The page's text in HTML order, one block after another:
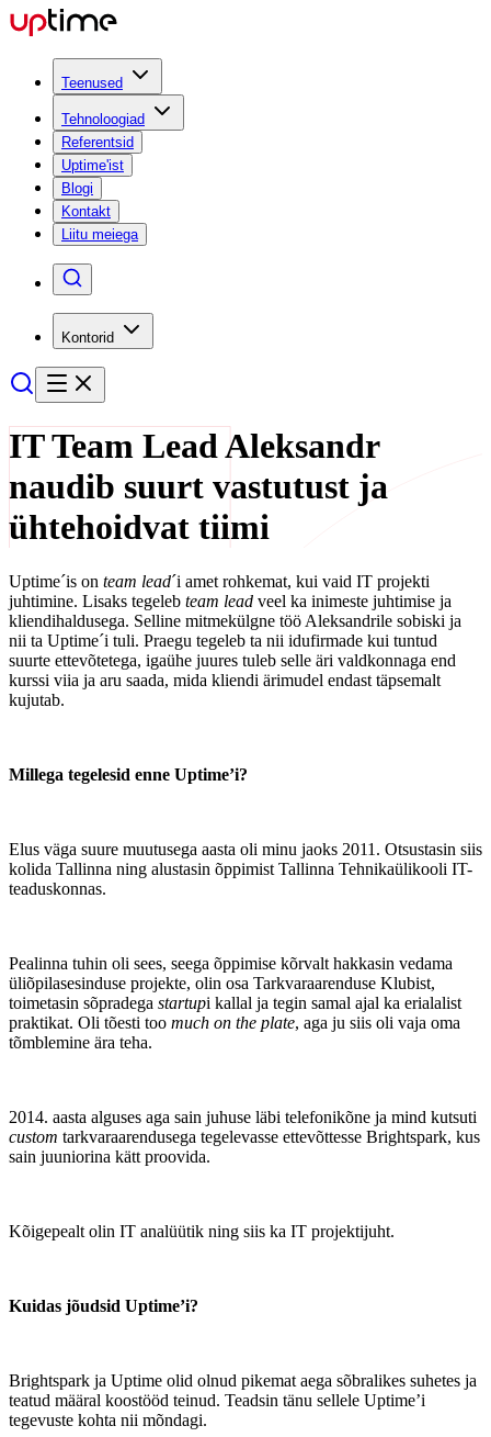
Teenused
Tehnoloogiad
Referentsid
Uptime'ist
Blogi
Kontakt
Liitu meiega
Kontorid
IT Team Lead Aleksandr
naudib suurt vastutust ja
ühtehoidvat tiimi
Uptime´is on team lead´i amet rohkemat, kui vaid IT projekti
juhtimine. Lisaks tegeleb team lead veel ka inimeste juhtimise ja
kliendihaldusega. Selline mitmekülgne töö Aleksandrile sobiski ja
nii ta Uptime´i tuli. Praegu tegeleb ta nii idufirmade kui tuntud
suurte ettevõtetega, igaühe juures tuleb selle äri valdkonnaga end
kurssi viia ja aru saada, mida kliendi ärimudel endast täpsemalt
kujutab.
Millega tegelesid enne Uptime’i?
Elus väga suure muutusega aasta oli minu jaoks 2011. Otsustasin siis
kolida Tallinna ning alustasin õppimist Tallinna Tehnikaülikooli IT-
teaduskonnas.
Pealinna tuhin oli sees, seega õppimise kõrvalt hakkasin vedama
üliõpilasesinduse projekte, olin osa Tarkvaraarenduse Klubist,
toimetasin sõpradega startupi kallal ja tegin samal ajal ka erialalist
praktikat. Oli tõesti too much on the plate, aga ju siis oli vaja oma
tõmblemine ära teha.
2014. aasta alguses aga sain juhuse läbi telefonikõne ja mind kutsuti
custom tarkvaraarendusega tegelevasse ettevõttesse Brightspark, kus
sain juuniorina kätt proovida.
Kõigepealt olin IT analüütik ning siis ka IT projektijuht.
Kuidas jõudsid Uptime’i?
Brightspark ja Uptime olid olnud pikemat aega sõbralikes suhetes ja
teatud määral koostööd teinud. Teadsin tänu sellele Uptime’i
tegevuste kohta nii mõndagi.